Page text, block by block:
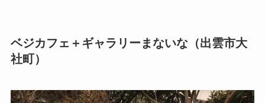
ベジカフェ＋ギャラリーまないな（出雲市大
社町）